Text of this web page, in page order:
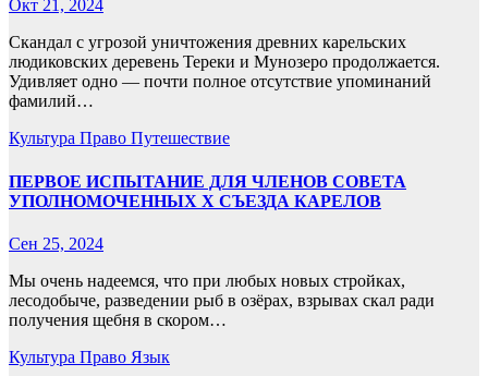
Окт 21, 2024
Скандал с угрозой уничтожения древних карельских
людиковских деревень Тереки и Мунозеро продолжается.
Удивляет одно — почти полное отсутствие упоминаний
фамилий…
Культура Право Путешествие
ПЕРВОЕ ИСПЫТАНИЕ ДЛЯ ЧЛЕНОВ СОВЕТА
УПОЛНОМОЧЕННЫХ X СЪЕЗДА КАРЕЛОВ
Сен 25, 2024
Мы очень надеемся, что при любых новых стройках,
лесодобыче, разведении рыб в озёрах, взрывах скал ради
получения щебня в скором…
Культура Право Язык